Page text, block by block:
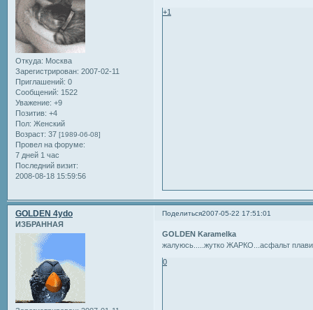
Откуда: Москва
Зарегистрирован: 2007-02-11
Приглашений: 0
Сообщений: 1522
Уважение: +9
Позитив: +4
Пол: Женский
Возраст: 37 [1989-06-08]
Провел на форуме:
7 дней 1 час
Последний визит:
2008-08-18 15:59:56
+1
Поделиться2007-05-22 17:51:01
GOLDEN 4ydo
ИЗБРАННАЯ
GOLDEN Karamelka
жалуюсь.....жутко ЖАРКО...асфальт
0